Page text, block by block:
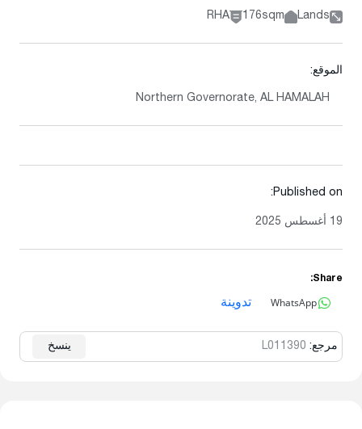
Lands
176sqm
RHA
الموقع:
Northern Governorate, AL HAMALAH
Published on:
19 أغسطس 2025
Share:
WhatsApp تدوينة
مرجع: ينسخ